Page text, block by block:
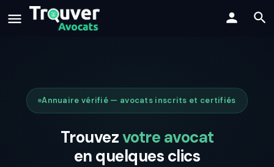
Annuaire vérifié — avocats inscrits et certifiés
Trouvezvotre avocat
en quelques clics